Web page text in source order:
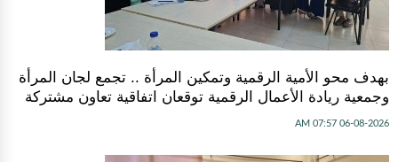
بهدف محو الأمية الرقمية وتمكين المرأة .. تجمع لجان المرأة
وجمعية ريادة الأعمال الرقمية توقعان اتفاقية تعاون مشتركة
06-08-2026 07:57 AM